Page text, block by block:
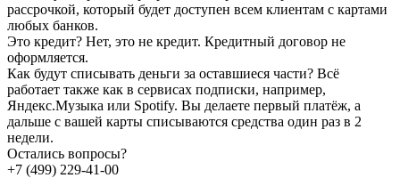
рассрочкой, который будет доступен всем клиентам с картами
любых банков.
Это кредит? Нет, это не кредит. Кредитный договор не
оформляется.
Как будут списывать деньги за оставшиеся части? Всё
работает также как в сервисах подписки, например,
Яндекс.Музыка или Spotify. Вы делаете первый платёж, а
дальше с вашей карты списываются средства один раз в 2
недели.
Остались вопросы?
+7 (499) 229-41-00